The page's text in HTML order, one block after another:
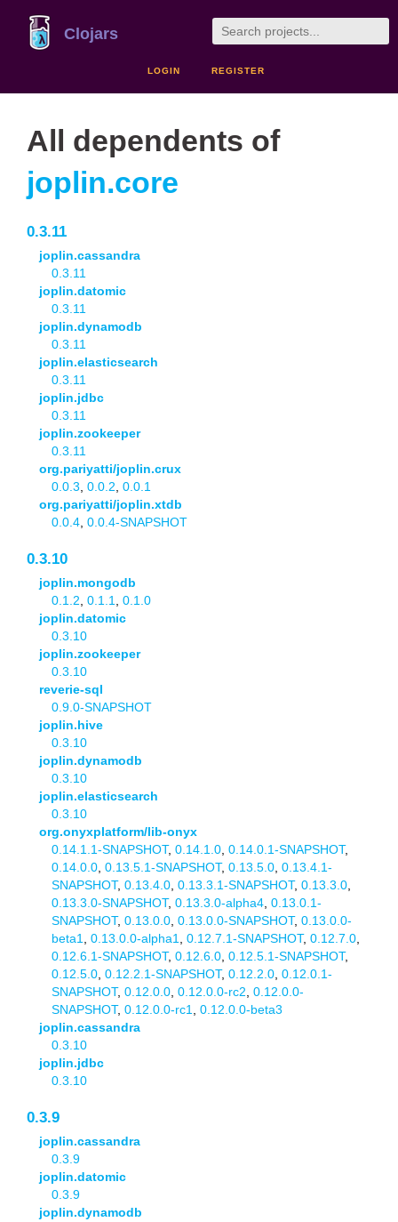
Clojars
LOGIN REGISTER
All dependents of
joplin.core
0.3.11
joplin.cassandra
0.3.11
joplin.datomic
0.3.11
joplin.dynamodb
0.3.11
joplin.elasticsearch
0.3.11
joplin.jdbc
0.3.11
joplin.zookeeper
0.3.11
org.pariyatti/joplin.crux
0.0.3 0.0.2 0.0.1
org.pariyatti/joplin.xtdb
0.0.4 0.0.4-SNAPSHOT
0.3.10
joplin.mongodb
0.1.2 0.1.1
0.1.0
joplin.datomic
0.3.10
joplin.zookeeper
0.3.10
reverie-sql
0.9.0-SNAPSHOT
joplin.hive
0.3.10
joplin.dynamodb
0.3.10
joplin.elasticsearch
0.3.10
org.onyxplatform/lib-onyx
0.14.1.1-SNAPSHOT, 0.14.1.0 0.14.0.1-SNAPSHOT,
0.14.0.0 0.13.5.1-SNAPSHOT, 0.13.5.0 0.13.4.1-
SNAPSHOT, 0.13.4.0 0.13.3.1-SNAPSHOT, 0.13.3.0
0.13.3.0-SNAPSHOT, 0.13.3.0-alpha4 0.13.0.1-
SNAPSHOT, 0.13.0.0 0.13.0.0-SNAPSHOT, 0.13.0.0-
beta1
0.13.0.0-alpha1 0.12.7.1-SNAPSHOT, 0.12.7.0
0.12.6.1-SNAPSHOT, 0.12.6.0 0.12.5.1-SNAPSHOT,
0.12.5.0 0.12.2.1-SNAPSHOT, 0.12.2.0 0.12.0.1-
SNAPSHOT, 0.12.0.0 0.12.0.0-rc2 0.12.0.0-
SNAPSHOT, 0.12.0.0-rc1
0.12.0.0-beta3
joplin.cassandra
0.3.10
joplin.jdbc
0.3.10
0.3.9
joplin.cassandra
0.3.9
joplin.datomic
0.3.9
joplin.dynamodb